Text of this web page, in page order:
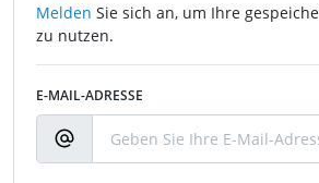
Melden Sie sich an, um Ihre
zu nutzen.
E-MAIL-ADRESSE